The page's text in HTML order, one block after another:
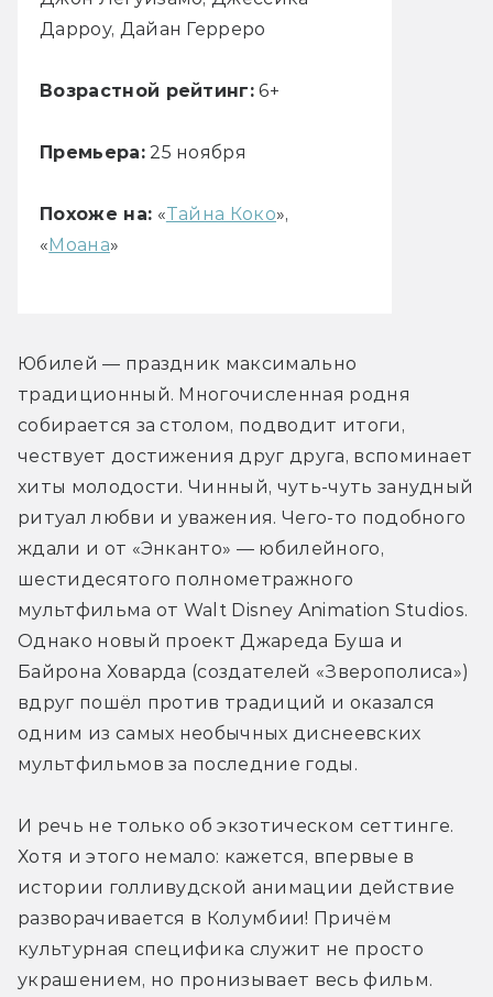
Дарроу, Дайан Герреро
Возрастной рейтинг: 6+
Премьера:25 ноября
Похоже на: «Тайна Коко»,
«Моана»
Юбилей — праздник максимально
традиционный. Многочисленная родня
собирается за столом, подводит итоги,
чествует достижения друг друга, вспоминает
хиты молодости. Чинный, чуть-чуть занудный
ритуал любви и уважения. Чего-то подобного
ждали и от «Энканто» — юбилейного,
шестидесятого полнометражного
мультфильма от Walt Disney Animation Studios.
Однако новый проект Джареда Буша и
Байрона Ховарда (создателей «Зверополиса»)
вдруг пошёл против традиций и оказался
одним из самых необычных диснеевских
мультфильмов за последние годы.
И речь не только об экзотическом сеттинге.
Хотя и этого немало: кажется, впервые в
истории голливудской анимации действие
разворачивается в Колумбии! Причём
культурная специфика служит не просто
украшением, но пронизывает весь фильм.